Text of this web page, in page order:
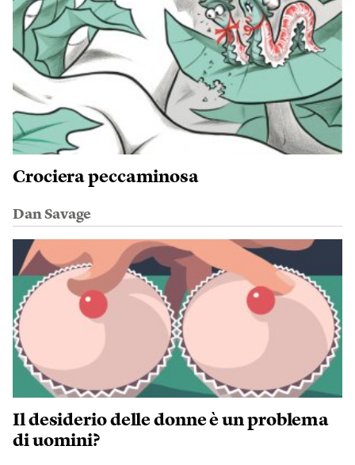
Crociera peccaminosa
Dan Savage
Il desiderio delle donne è un problema
di uomini?